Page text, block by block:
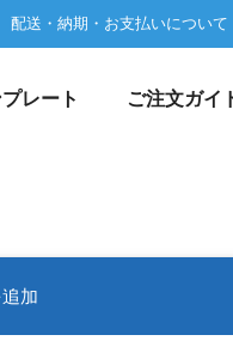
配送・納期・お支払いについて
レート ご注文ガイ
加